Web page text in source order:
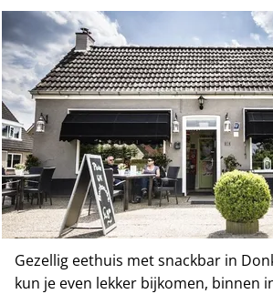
Gezellig eethuis met snackbar in
kun je even lekker bijkomen, binnen